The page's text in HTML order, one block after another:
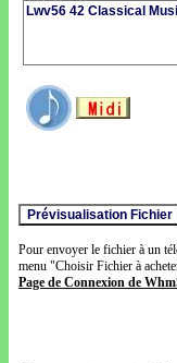
Pour envoyer le fichier à un
menu "Choisir Fichier à
Page de Connexion de